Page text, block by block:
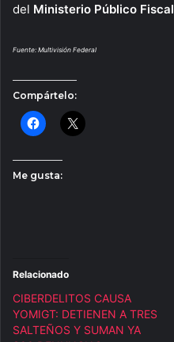
del Ministerio Público Fiscal
Fuente: Multivisión Federal
Compártelo:
Me gusta:
Relacionado
CIBERDELITOS CAUSA
YOMIGT: DETIENEN A TRES
SALTEÑOS Y SUMAN YA